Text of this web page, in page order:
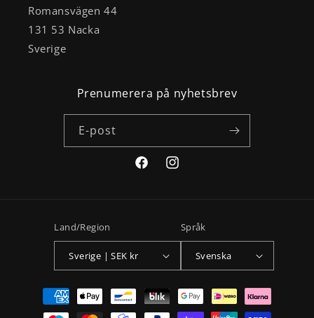
Romansvägen 44
131 53 Nacka
Sverige
Prenumerera på nyhetsbrev
E-post
FacebookInstagram
Land/Region
Sverige | SEK kr
Språk
Svenska
Betalningsmetoder